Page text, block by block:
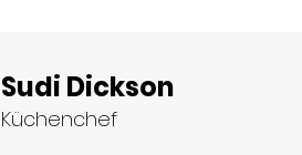
Sudi Dickson
Küchenchef